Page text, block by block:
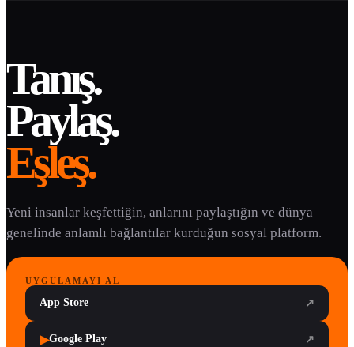
Tanış.
Paylaş.
Eşleş.
Yeni insanlar keşfettiğin, anlarını paylaştığın ve dünya
genelinde anlamlı bağlantılar kurduğun sosyal platform.
UYGULAMAYI AL
App Store ↗
▶Google Play ↗